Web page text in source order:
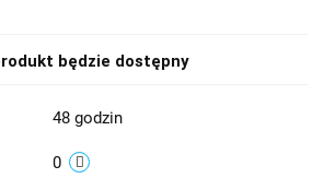
będzie dostępny
48 godzin
0